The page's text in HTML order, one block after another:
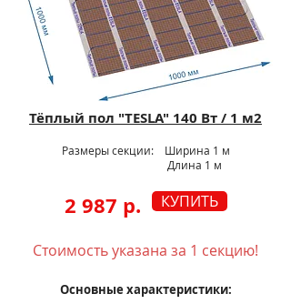
Тёплый пол "TESLA" 140 Вт / 1 м2
Размеры секции: Ширина 1 м
Длина 1 м
2 987 р. КУПИТЬ
Стоимость указана за 1 секцию!
Основные характеристики: